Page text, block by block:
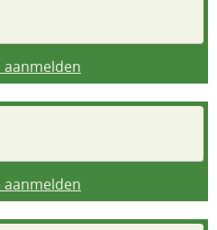
aanmelden
aanmelden